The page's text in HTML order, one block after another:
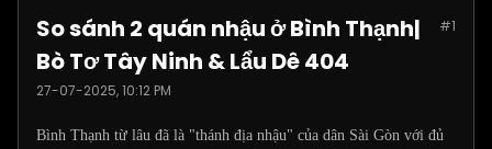
Posts: 1248 #1
So sánh 2 quán nhậu ở Bình Thạnh|
Bò Tơ Tây Ninh & Lẩu Dê 404
27-07-2025, 10:12 PM
Bình Thạnh từ lâu đã là "thánh địa nhậu" của dân Sài Gòn với đủ